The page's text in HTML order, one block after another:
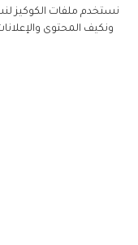
نستخدم ملفات الكوكيز
ونكيف المحتوى